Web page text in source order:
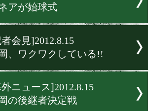
WBAがハーフ・ポイント制
[西岡vsドネア]2012.8.18
ドネアが始球式